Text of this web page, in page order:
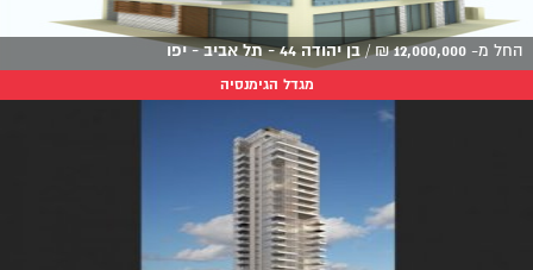
החל מ- 12,000,000
₪
/ בן יהודה 44 - תל אביב - יפו
מגדל הגימנסיה